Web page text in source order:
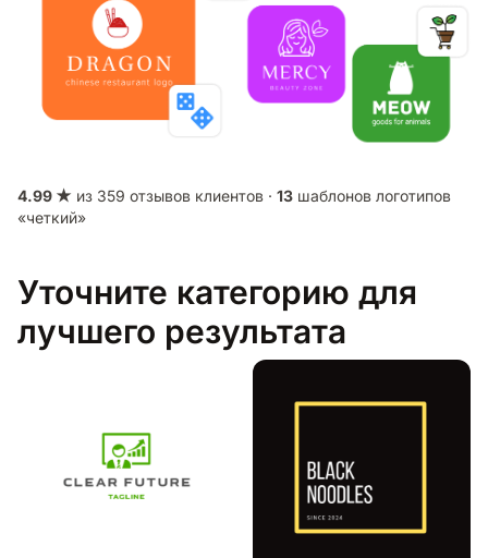
4.99 ★ из 359 отзывов клиентов · 13 шаблонов логотипов
«четкий»
Уточните категорию для
лучшего результата